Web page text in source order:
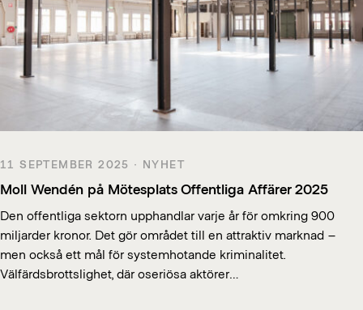
11 SEPTEMBER 2025 · NYHET
Moll Wendén på Mötesplats Offentliga Affärer 2025
Den offentliga sektorn upphandlar varje år för omkring 900
miljarder kronor. Det gör området till en attraktiv marknad –
men också ett mål för systemhotande kriminalitet.
Välfärdsbrottslighet, där oseriösa aktörer…